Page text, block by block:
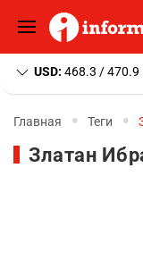
USD: 468.3 / 470.9
Главная Теги
Златан